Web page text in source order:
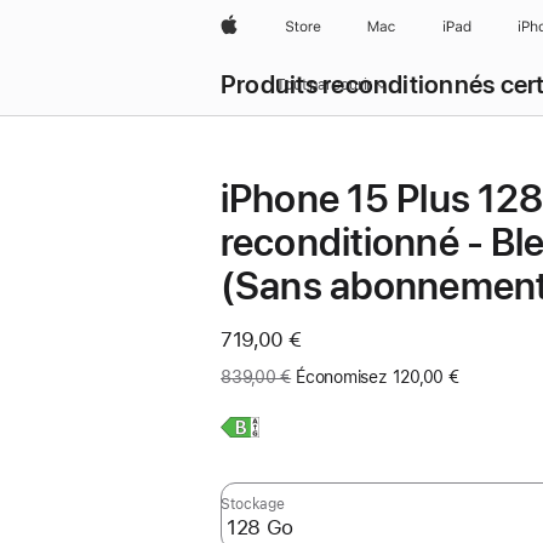
AppleStore Mac iPad
Produits reconditionnés
Tout parcourir
iPhone 15 Plus
reconditionné -
(Sans
Maintenant
719,00 €
Ancien
:
839,00 € Économisez 120,00 €
En
plus,
Stockage